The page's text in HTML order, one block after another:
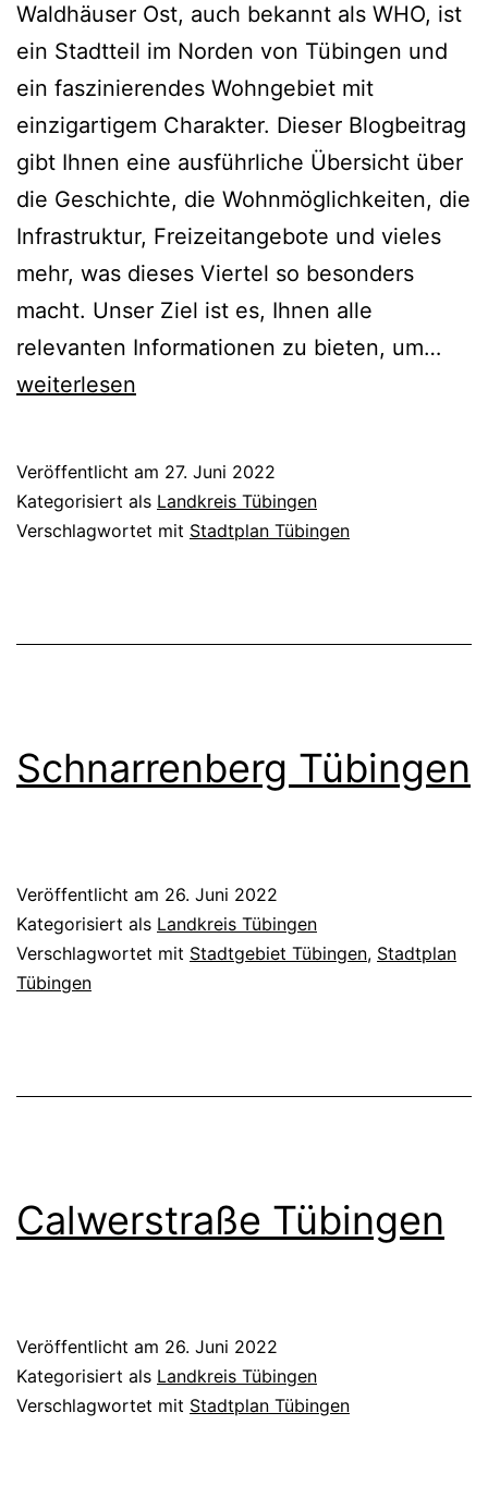
Waldhäuser Ost, auch bekannt als WHO, ist
ein Stadtteil im Norden von Tübingen und
ein faszinierendes Wohngebiet mit
einzigartigem Charakter. Dieser Blogbeitrag
gibt Ihnen eine ausführliche Übersicht über
die Geschichte, die Wohnmöglichkeiten, die
Infrastruktur, Freizeitangebote und vieles
mehr, was dieses Viertel so besonders
macht. Unser Ziel ist es, Ihnen alle
relevanten Informationen zu bieten, um…
weiterlesen
Veröffentlicht am 27. Juni 2022
Kategorisiert als Landkreis Tübingen
Verschlagwortet mit Stadtplan Tübingen
Schnarrenberg Tübingen
Veröffentlicht am 26. Juni 2022
Kategorisiert als Landkreis Tübingen
Verschlagwortet mit Stadtgebiet Tübingen, Stadtplan
Tübingen
Calwerstraße Tübingen
Veröffentlicht am 26. Juni 2022
Kategorisiert als Landkreis Tübingen
Verschlagwortet mit Stadtplan Tübingen